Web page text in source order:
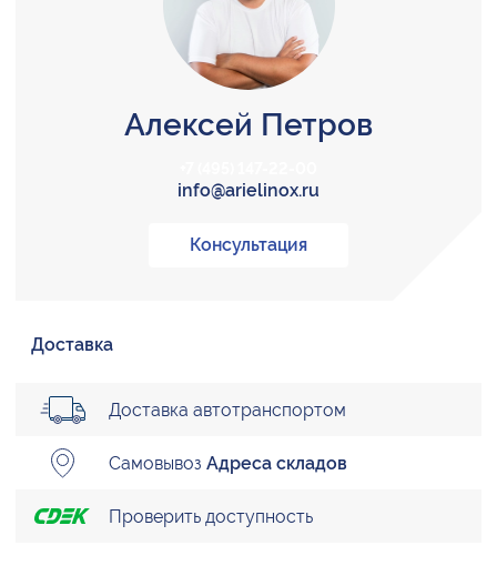
Алексей Петров
info@arielinox.ru
Консультация
Доставка
Доставка автотранспортом
Самовывоз Адреса складов
Проверить доступность